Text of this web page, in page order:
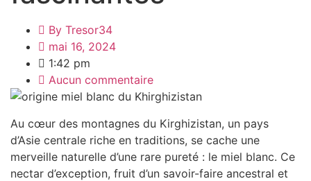
By Tresor34
mai 16, 2024
1:42 pm
Aucun commentaire
Au cœur des montagnes du Kirghizistan, un pays
d’Asie centrale riche en traditions, se cache une
merveille naturelle d’une rare pureté : le miel blanc. Ce
nectar d’exception, fruit d’un savoir-faire ancestral et